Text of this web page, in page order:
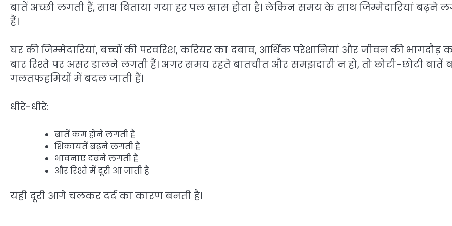
बातें अच्छी लगती हैं, साथ बिताया गया हर पल खास होता है। लेकिन समय के साथ जिम्मेदारियां बढ़ने
हैं।
घर की जिम्मेदारियां, बच्चों की परवरिश, करियर का दबाव, आर्थिक परेशानियां और जीवन की भागदौड़
बार रिश्ते पर असर डालने लगती हैं। अगर समय रहते बातचीत और समझदारी न हो, तो छोटी-छोटी बातें
गलतफहमियों में बदल जाती हैं।
धीरे-धीरे:
बातें कम होने लगती हैं
शिकायतें बढ़ने लगती हैं
भावनाएं दबने लगती हैं
और रिश्ते में दूरी आ जाती है
यही दूरी आगे चलकर दर्द का कारण बनती है।